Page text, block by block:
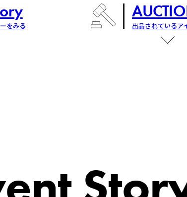
をみる 出品されているア